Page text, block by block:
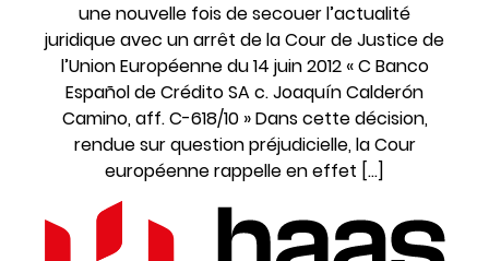
une nouvelle fois de secouer l’actualité
juridique avec un arrêt de la Cour de Justice de
l’Union Européenne du 14 juin 2012 « C Banco
Español de Crédito SA c. Joaquín Calderón
Camino, aff. C-618/10 » Dans cette décision,
rendue sur question préjudicielle, la Cour
européenne rappelle en effet […]